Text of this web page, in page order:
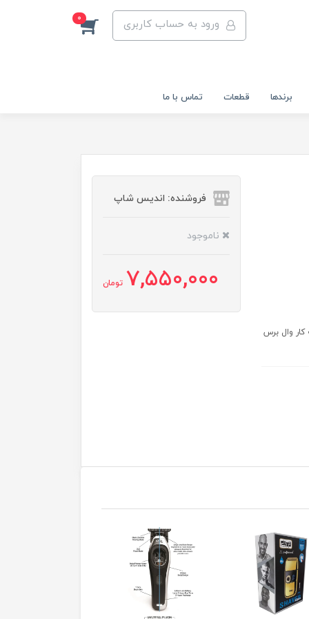
ورود به حساب کاربری 0
برندها قطعات تماس با ما
3 – 4.5 – 6 – 10 – 13 – 19 –... شانه کار وال برس
فروشنده: اندیس شاپ
ناموجود
7,550,000 تومان